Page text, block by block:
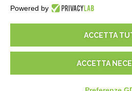
Impostazioni cookie
Powered by
ACCETTA
ACCETTA